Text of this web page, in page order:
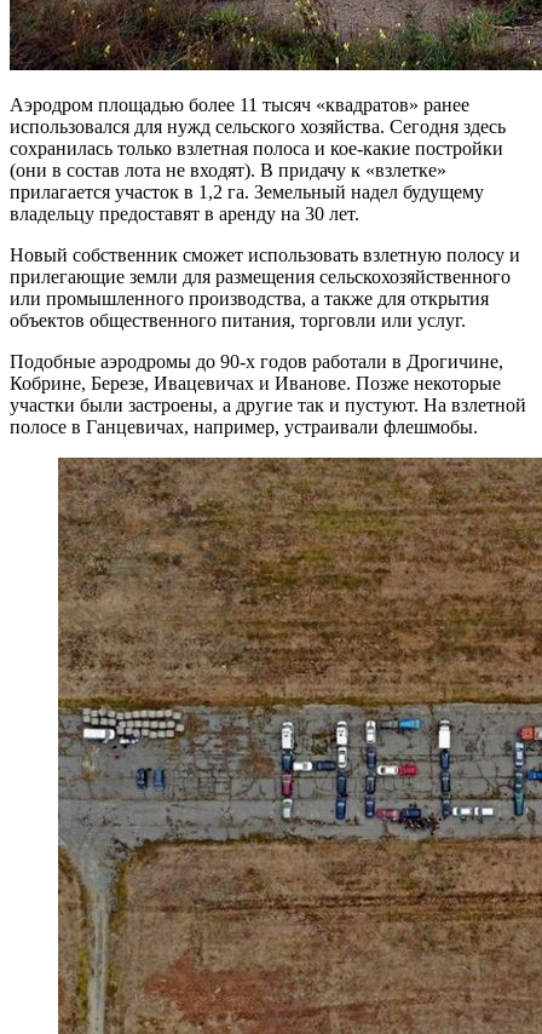
Аэродром площадью более 11 тысяч «квадратов» ранее
использовался для нужд сельского хозяйства. Сегодня здесь
сохранилась только взлетная полоса и кое-какие постройки
(они в состав лота не входят). В придачу к «взлетке»
прилагается участок в 1,2 га. Земельный надел будущему
владельцу предоставят в аренду на 30 лет.
Новый собственник сможет использовать взлетную полосу и
прилегающие земли для размещения сельскохозяйственного
или промышленного производства, а также для открытия
объектов общественного питания, торговли или услуг.
Подобные аэродромы до 90-х годов работали в Дрогичине,
Кобрине, Березе, Ивацевичах и Иванове. Позже некоторые
участки были застроены, а другие так и пустуют. На взлетной
полосе в Ганцевичах, например, устраивали флешмобы.